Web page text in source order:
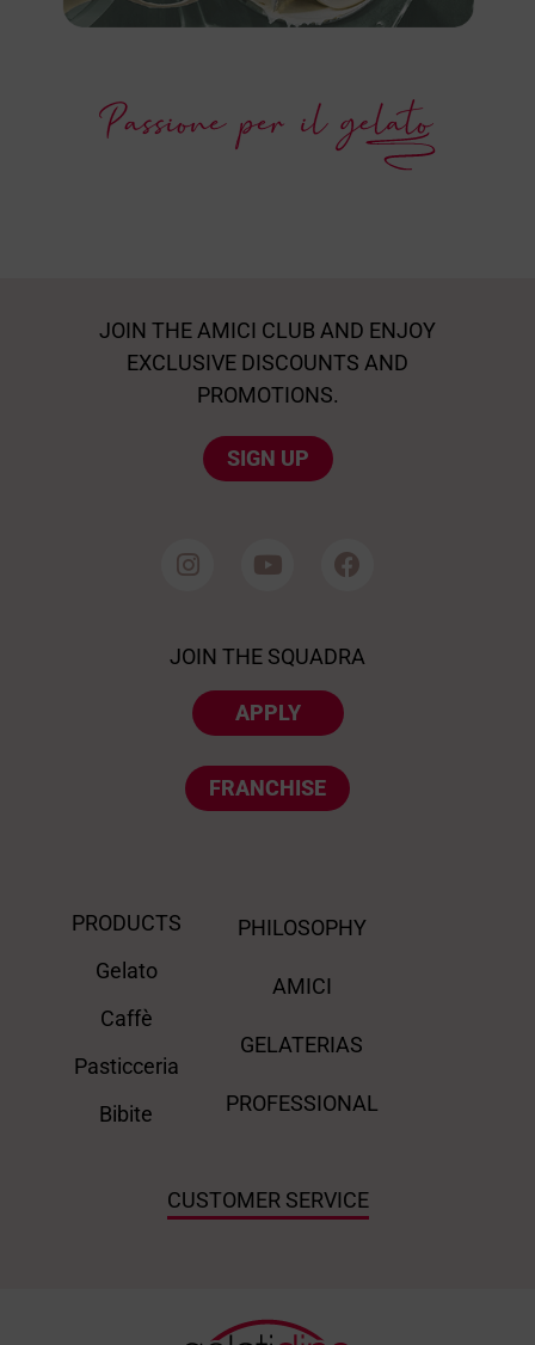
JOIN THE AMICI CLUB AND ENJOY
EXCLUSIVE DISCOUNTS AND
PROMOTIONS.
SIGN UP
JOIN THE SQUADRA
APPLY
FRANCHISE
PRODUCTS
Gelato
Caffè
Pasticceria
Bibite
PHILOSOPHY
AMICI
GELATERIAS
PROFESSIONAL
CUSTOMER SERVICE